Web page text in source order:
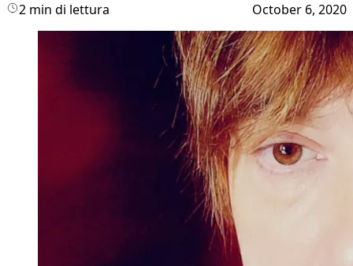
2 min di lettura October 6, 2020